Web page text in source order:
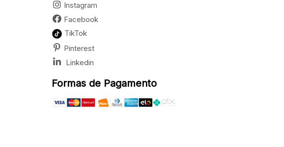
Instagram
Facebook
TikTok
Pinterest
Linkedin
Formas de Pagamento